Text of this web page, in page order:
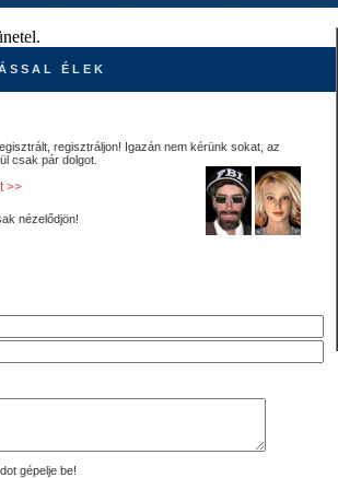
S S A L É L E K
regisztráljon! Igazán nem kérünk sokat, az
csak pár dolgot.
>>
nézelődjön!
gépelje be!